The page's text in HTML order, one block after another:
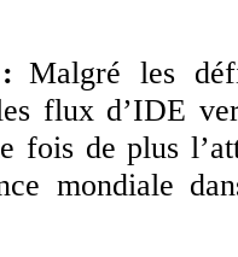
Malgré les
flux d’IDE
fois de plus
mondiale